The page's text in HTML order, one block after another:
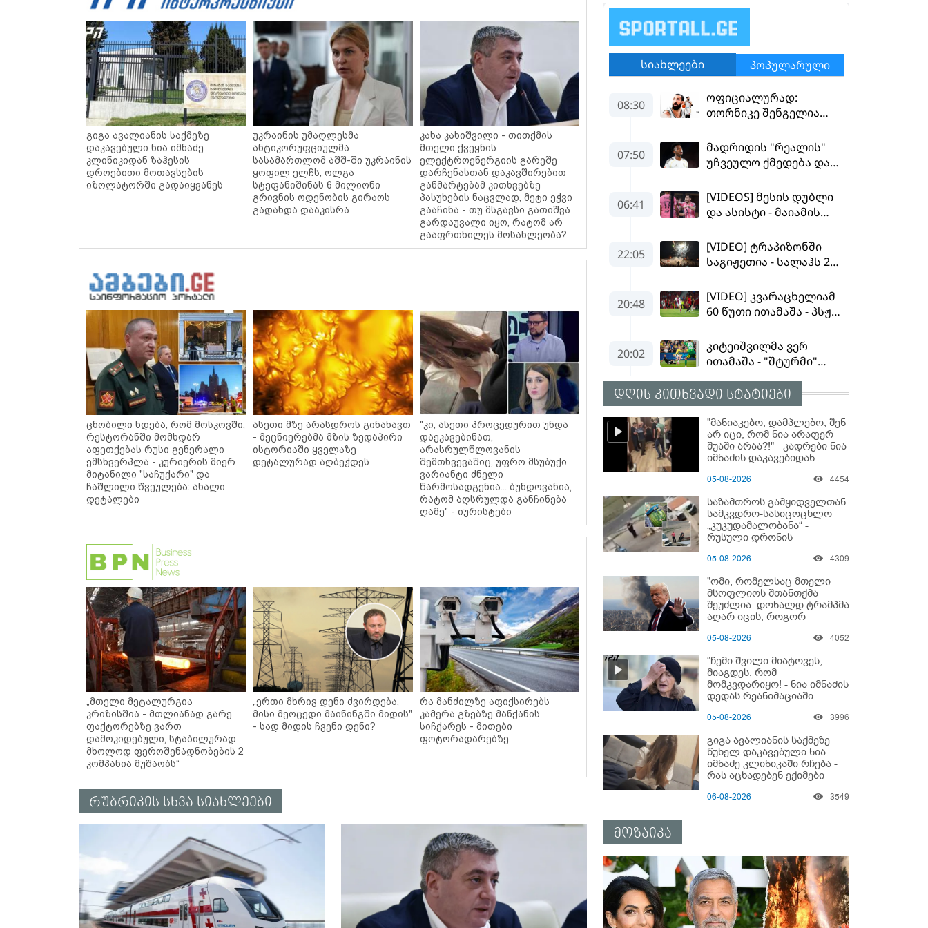
გიგა ავალიანის საქმეზე
დაკავებული ნია იმნაძე
კლინიკიდან ზაჰესის
დროებითი მოთავსების
იზოლატორში გადაიყვანეს
უკრაინის უმაღლესმა
ანტიკორუფციულმა
სასამართლომ აშშ-ში უკრაინის
ყოფილ ელჩს, ოლგა
სტეფანიშინას 6 მილიონი
გრივნის ოდენობის გირაოს
გადახდა დააკისრა
კახა კახიშვილი - თითქმის
მთელი ქვეყნის
ელექტროენერგიის გარეშე
დარჩენასთან დაკავშირებით
განმარტებამ კითხვებზე
პასუხების ნაცვლად, მეტი ეჭვი
გააჩინა - თუ მსგავსი გათიშვა
გარდაუვალი იყო, რატომ არ
გააფრთხილეს მოსახლეობა?
ცნობილი ხდება, რომ მოსკოვში,
რესტორანში მომხდარ
აფეთქებას რუსი გენერალი
ემსხვერპლა - კურიერის მიერ
მიტანილი "საჩუქარი" და
ჩაშლილი წვეულება: ახალი
დეტალები
ასეთი მზე არასდროს გინახავთ
- მეცნიერებმა მზის ზედაპირი
ისტორიაში ყველაზე
დეტალურად აღბეჭდეს
"კი, ასეთი პროცედურით უნდა
დაეკავებინათ,
არასრულწლოვანის
შემთხვევაშიც, უფრო მსუბუქი
ვარიანტი ძნელი
წარმოსადგენია... ბუნდოვანია,
რატომ აღსრულდა განჩინება
ღამე" - იურისტები
„მთელი მეტალურგია
კრიზისშია - მთლიანად გარე
ფაქტორებზე ვართ
დამოკიდებული, სტაბილურად
მხოლოდ ფეროშენადნობების 2
კომპანია მუშაობს“
„ერთი მხრივ დენი ძვირდება,
მისი მეოცედი მაინინგში მიდის"
- სად მიდის ჩვენი დენი?
რა მანძილზე აფიქსირებს
კამერა გზებზე მანქანის
სიჩქარეს - მითები
ფოტორადარებზე
რუბრიკის სხვა სიახლეები
დღის კითხვადი სტატიები
"მანიაკებო, დამპლებო, შენ
არ იცი, რომ ნია არაფერ
შუაში არაა?!" - კადრები ნია
იმნაძის დაკავებიდან
05-08-2026 4454
საზამთროს გამყიდველთან
სამკვდრო-სასიცოცხლო
„კუკუდამალობანა“ -
რუსული დრონის
ვიდეო
05-08-2026 4309
"ომი, რომელსაც მთელი
მსოფლიოს შთანთქმა
შეუძლია: დონალდ ტრამპმა
აღარ იცის, როგორ
Times
05-08-2026 4052
“ჩემი შვილი მიატოვეს,
მიაგდეს, რომ
მომკვდარიყო! - ნია იმნაძის
დედას რეანიმაციაში
შვილი არ უნახავს” - გიგა
კომენტარი
05-08-2026 3996
გიგა ავალიანის საქმეზე
წუხელ დაკავებული ნია
იმნაძე კლინიკაში რჩება -
რას აცხადებენ ექიმები
06-08-2026 3549
მოზაიკა